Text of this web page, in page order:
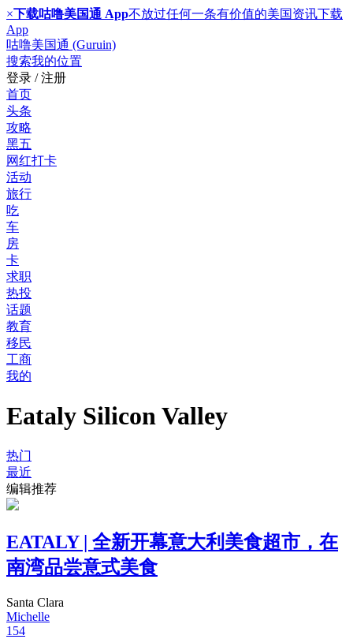
×下载咕噜美国通 App不放过任何一条有价值的美国资讯下载
App
咕噜美国通 (Guruin)
搜索我的位置
登录 / 注册
首页
头条
攻略
黑五
网红打卡
活动
旅行
吃
车
房
卡
求职
热投
话题
教育
移民
工商
我的
Eataly Silicon Valley
热门
最近
编辑推荐
EATALY | 全新开幕意大利美食超市，在
南湾品尝意式美食
Santa Clara
Michelle
154